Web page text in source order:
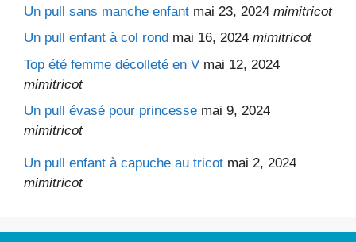
Un pull sans manche enfant mai 23, 2024 mimitricot
Un pull enfant à col rond mai 16, 2024 mimitricot
Top été femme décolleté en V mai 12, 2024
mimitricot
Un pull évasé pour princesse mai 9, 2024
mimitricot
Un pull enfant à capuche au tricot mai 2, 2024
mimitricot